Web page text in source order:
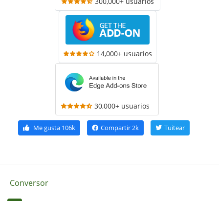
14,000+ usuarios
30,000+ usuarios
Me gusta106k Compartir2k Tuitear
Conversor